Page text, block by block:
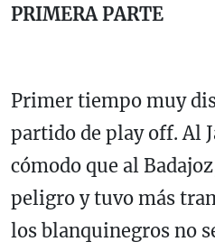
PRIMERA PARTE
Primer tiempo muy
partido de play off. Al
cómodo que al
peligro y tuvo más
los blanquinegros no